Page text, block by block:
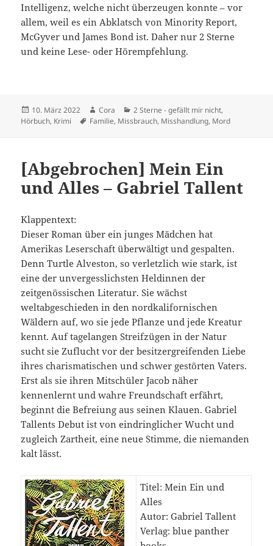
Intelligenz, welche nicht überzeugen konnte – vor
allem, weil es ein Abklatsch von Minority Report,
McGyver und James Bond ist. Daher nur 2 Sterne
und keine Lese- oder Hörempfehlung.
Veröffentlicht
am
10. März 2022 Autor
Cora Kategorien
2 Sterne - gefällt mir nicht,
Hörbuch, Krimi Schlagwörter
Familie, Missbrauch, Misshandlung, Mord
[Abgebrochen] Mein Ein
und Alles – Gabriel Tallent
Klappentext:
Dieser Roman über ein junges Mädchen hat
Amerikas Leserschaft überwältigt und gespalten.
Denn Turtle Alveston, so verletzlich wie stark, ist
eine der unvergesslichsten Heldinnen der
zeitgenössischen Literatur. Sie wächst
weltabgeschieden in den nordkalifornischen
Wäldern auf, wo sie jede Pflanze und jede Kreatur
kennt. Auf tagelangen Streifzügen in der Natur
sucht sie Zuflucht vor der besitzergreifenden Liebe
ihres charismatischen und schwer gestörten Vaters.
Erst als sie ihren Mitschüler Jacob näher
kennenlernt und wahre Freundschaft erfährt,
beginnt die Befreiung aus seinen Klauen. Gabriel
Tallents Debut ist von eindringlicher Wucht und
zugleich Zartheit, eine neue Stimme, die niemanden
kalt lässt.
Titel: Mein Ein und
Alles
Autor: Gabriel Tallent
Verlag: blue panther